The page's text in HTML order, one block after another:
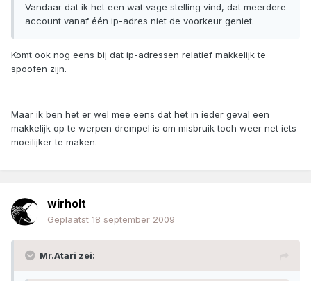
Vandaar dat ik het een wat vage stelling vind, dat meerdere
account vanaf één ip-adres niet de voorkeur geniet.
Komt ook nog eens bij dat ip-adressen relatief makkelijk te
spoofen zijn.
Maar ik ben het er wel mee eens dat het in ieder geval een
makkelijk op te werpen drempel is om misbruik toch weer net iets
moeilijker te maken.
wirholt
Geplaatst 18 september 2009
Mr.Atari zei: